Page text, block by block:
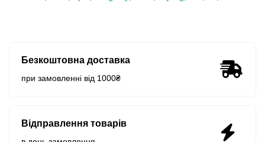
Безкоштовна доставка
при замовленні від 1000₴
Відправлення товарів